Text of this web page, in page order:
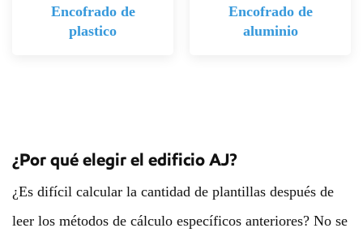
Encofrado de
plastico
Encofrado de
aluminio
¿Por qué elegir el edificio AJ?
¿Es difícil calcular la cantidad de plantillas después de
leer los métodos de cálculo específicos anteriores? No se